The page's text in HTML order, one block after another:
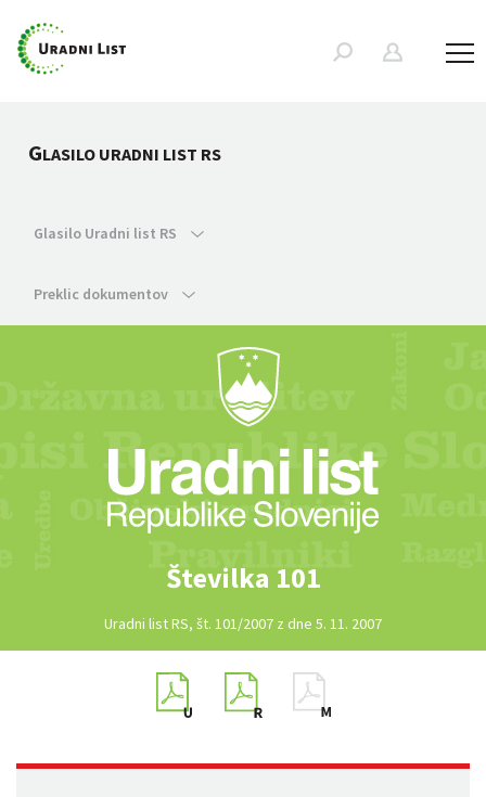
GLASILO URADNI LIST RS
Glasilo Uradni list RS
Preklic dokumentov
Številka 101
Uradni list RS, št. 101/2007 z dne 5. 11. 2007